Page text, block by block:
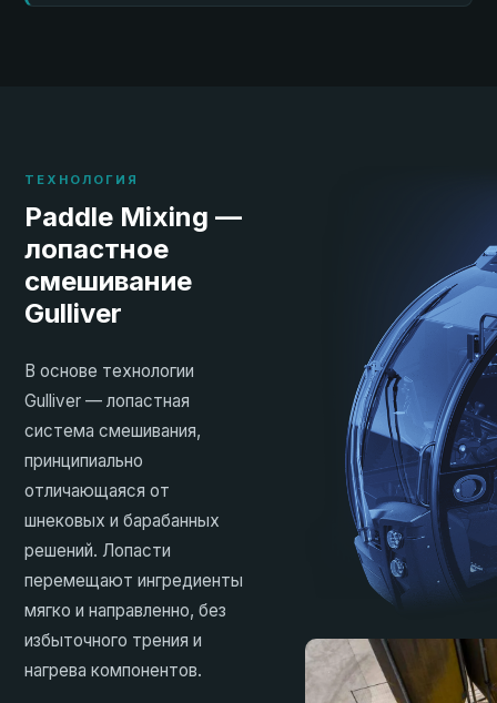
ТЕХНОЛОГИЯ
Paddle Mixing —
лопастное
смешивание
Gulliver
В основе технологии
Gulliver — лопастная
система смешивания,
принципиально
отличающаяся от
шнековых и барабанных
решений. Лопасти
перемещают ингредиенты
мягко и направленно, без
избыточного трения и
нагрева компонентов.